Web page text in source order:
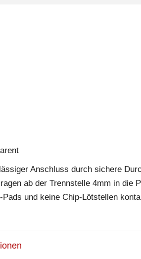
Anschluss durch sichere
ab der Trennstelle 4mm in die
und keine Chip-Lötstellen